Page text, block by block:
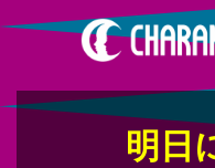
明日